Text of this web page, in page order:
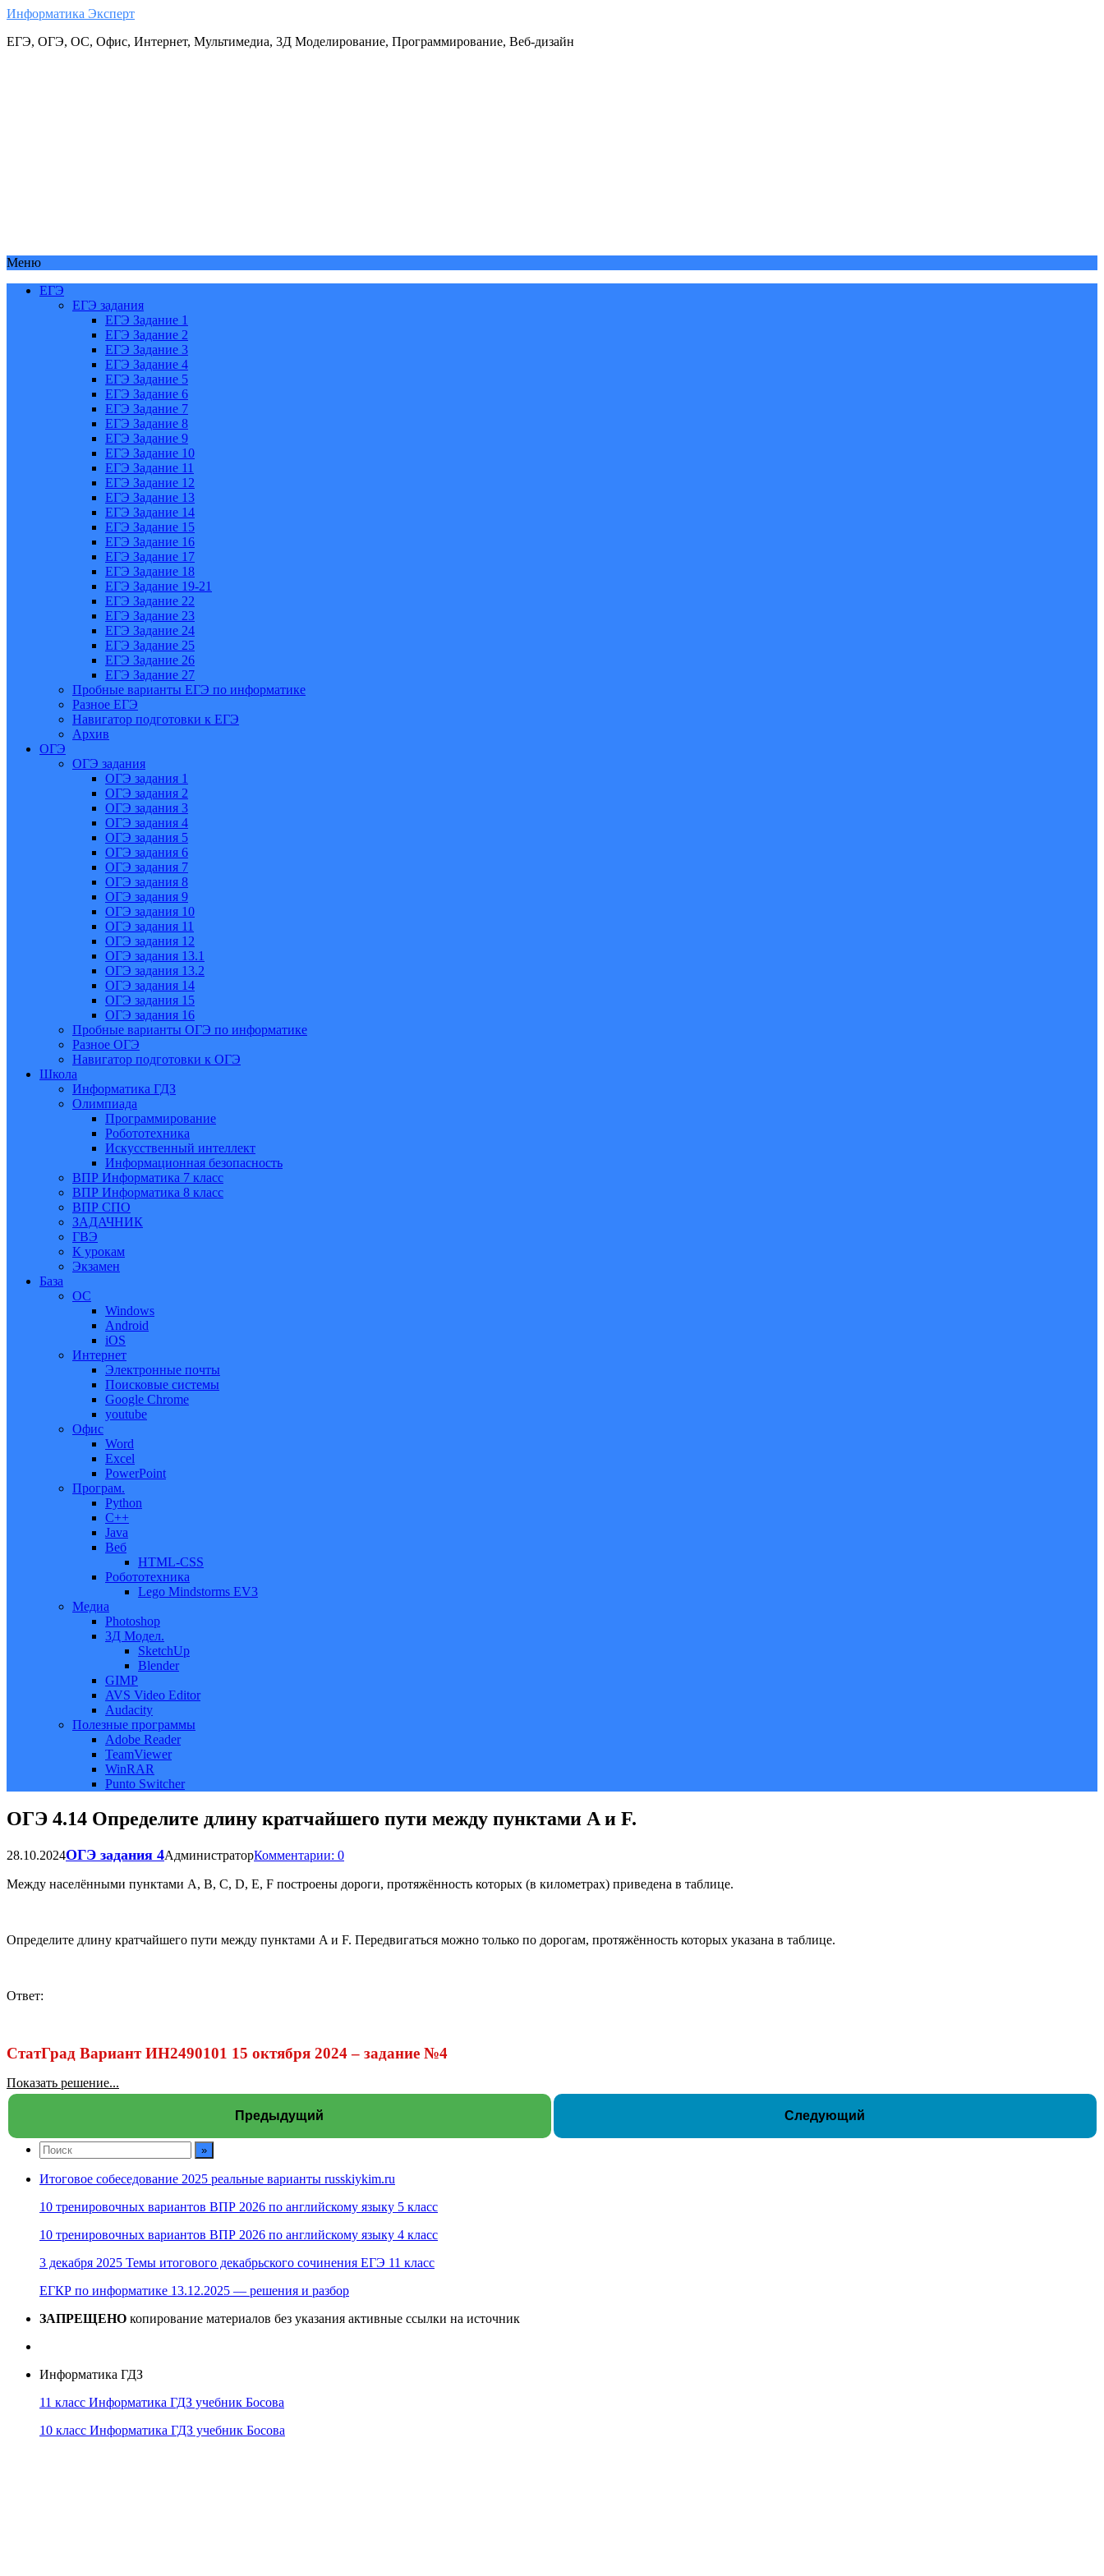
Информатика Эксперт
ЕГЭ, ОГЭ, ОС, Офис, Интернет, Мультимедиа, 3Д Моделирование, Программирование, Веб-дизайн
Меню
ЕГЭ
ЕГЭ задания
ЕГЭ Задание 1
ЕГЭ Задание 2
ЕГЭ Задание 3
ЕГЭ Задание 4
ЕГЭ Задание 5
ЕГЭ Задание 6
ЕГЭ Задание 7
ЕГЭ Задание 8
ЕГЭ Задание 9
ЕГЭ Задание 10
ЕГЭ Задание 11
ЕГЭ Задание 12
ЕГЭ Задание 13
ЕГЭ Задание 14
ЕГЭ Задание 15
ЕГЭ Задание 16
ЕГЭ Задание 17
ЕГЭ Задание 18
ЕГЭ Задание 19-21
ЕГЭ Задание 22
ЕГЭ Задание 23
ЕГЭ Задание 24
ЕГЭ Задание 25
ЕГЭ Задание 26
ЕГЭ Задание 27
Пробные варианты ЕГЭ по информатике
Разное ЕГЭ
Навигатор подготовки к ЕГЭ
Архив
ОГЭ
ОГЭ задания
ОГЭ задания 1
ОГЭ задания 2
ОГЭ задания 3
ОГЭ задания 4
ОГЭ задания 5
ОГЭ задания 6
ОГЭ задания 7
ОГЭ задания 8
ОГЭ задания 9
ОГЭ задания 10
ОГЭ задания 11
ОГЭ задания 12
ОГЭ задания 13.1
ОГЭ задания 13.2
ОГЭ задания 14
ОГЭ задания 15
ОГЭ задания 16
Пробные варианты ОГЭ по информатике
Разное ОГЭ
Навигатор подготовки к ОГЭ
Школа
Информатика ГДЗ
Олимпиада
Программирование
Робототехника
Искусственный интеллект
Информационная безопасность
ВПР Информатика 7 класс
ВПР Информатика 8 класс
ВПР СПО
ЗАДАЧНИК
ГВЭ
К урокам
Экзамен
База
ОС
Windows
Android
iOS
Интернет
Электронные почты
Поисковые системы
Google Chrome
youtube
Офис
Word
Excel
PowerPoint
Програм.
Python
C++
Java
Веб
HTML-CSS
Робототехника
Lego Mindstorms EV3
Медиа
Photoshop
3Д Модел.
SketchUp
Blender
GIMP
AVS Video Editor
Audacity
Полезные программы
Adobe Reader
TeamViewer
WinRAR
Punto Switcher
ОГЭ 4.14 Определите длину кратчайшего пути между пунктами A и F.
28.10.2024ОГЭ задания 4АдминистраторКомментарии: 0
Между населёнными пунктами A, B, C, D, E, F построены дороги, протяжённость которых (в километрах) приведена в таблице.
Определите длину кратчайшего пути между пунктами A и F. Передвигаться можно только по дорогам, протяжённость которых указана в таблице.
Ответ:
СтатГрад Вариант ИН2490101 15 октября 2024 – задание №4
Показать решение...
Предыдущий Следующий
Итоговое собеседование 2025 реальные варианты russkiykim.ru
10 тренировочных вариантов ВПР 2026 по английскому языку 5 класс
10 тренировочных вариантов ВПР 2026 по английскому языку 4 класс
3 декабря 2025 Темы итогового декабрьского сочинения ЕГЭ 11 класс
ЕГКР по информатике 13.12.2025 — решения и разбор
ЗАПРЕЩЕНО копирование материалов без указания активные ссылки на источник
Информатика ГДЗ
11 класс Информатика ГДЗ учебник Босова
10 класс Информатика ГДЗ учебник Босова